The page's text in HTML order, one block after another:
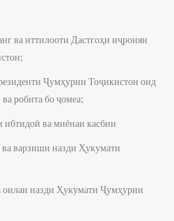
ва иттилооти Дастгоҳи иҷроияи
Ҷумҳурии Тоҷикистон оид
робита бо ҷомеа;
ибтидоӣ ва миёнаи касбии
варзиши назди Ҳукумати
оилаи назди Ҳукумати Ҷумҳурии